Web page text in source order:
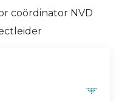
coördinator NVD